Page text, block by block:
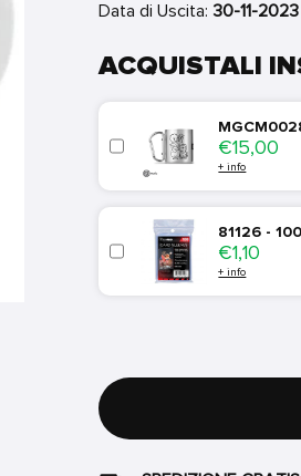
Data di Uscita: 30-11-2023
ACQUISTALI
Price
€15,00
+ info
81126 -
Price
€1,10
+ info